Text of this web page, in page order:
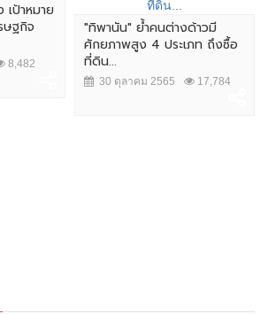
เป้าหมาย
ษฐกิจ
8,482
"ทิพานัน" ย้ำคนต่างด้าวมี
ศักยภาพสูง 4 ประเภท ถึงซื้อ
ที่ดิน...
30 ตุลาคม 2565 17,784